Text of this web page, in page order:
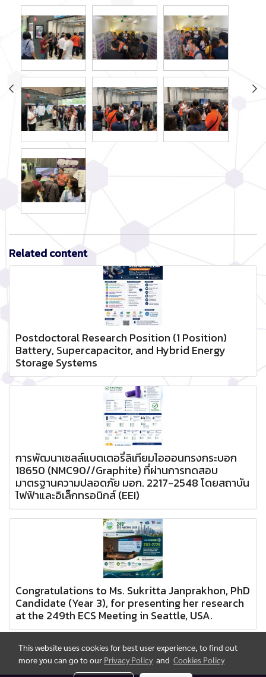
Related content
Postdoctoral Research Position (1 Position)
Battery, Supercapacitor, and Hybrid Energy
Storage Systems
การพัฒนาเซลล์แบตเตอรี่ลิเทียมไอออนทรงกระบอก
18650 (NMC90//Graphite) ที่ผ่านการทดสอบ
มาตรฐานความปลอดภัย มอก. 2217-2548 โดยสถาบัน
ไฟฟ้าและอิเล็กทรอนิกส์ (EEI)
Congratulations to Ms. Sukritta Janprakhon, PhD
Candidate (Year 3), for presenting her research
at the 249th ECS Meeting in Seattle, USA.
This website uses cookies for best user experience, to find out
more you can go to our Privacy Policy and Cookies Policy